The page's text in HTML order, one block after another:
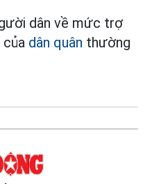
dân về mức trợ
dân quân thường